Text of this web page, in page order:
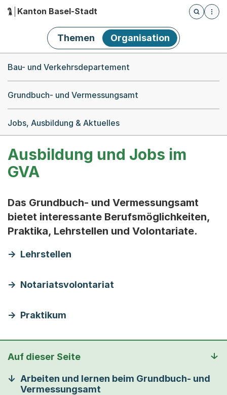
Hauptnavigation
Kanton Basel-Stadt
Öffnet
Themen Organisation
Bau- und Verkehrsdepartement
Grundbuch- und Vermessungsamt
Jobs, Ausbildung & Aktuelles
Ausbildung und Jobs im
GVA
Das Grundbuch- und Vermessungsamt
bietet interessante Berufsmöglichkeiten,
Praktika, Lehrstellen und Volontariate.
Lehrstellen
Notariatsvolontariat
Praktikum
Auf dieser Seite
Arbeiten und lernen beim Grundbuch- und
Vermessungsamt